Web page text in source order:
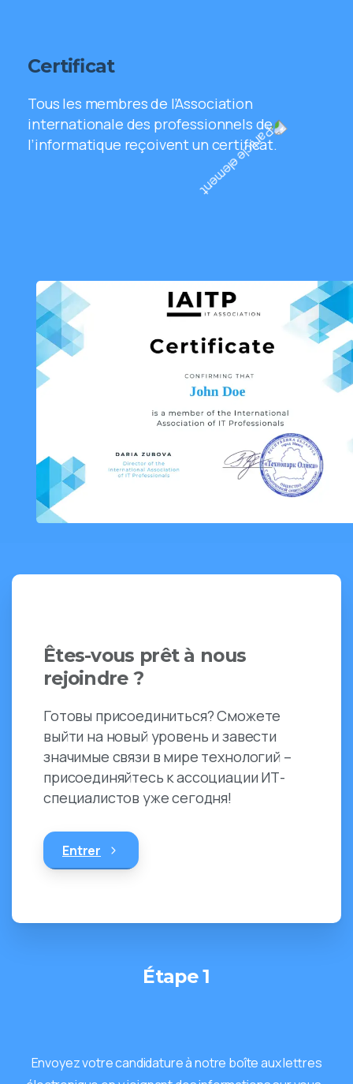
Certificat
Tous les membres de l’Association
internationale des professionnels de
l’informatique reçoivent un certificat.
Êtes-vous prêt à nous
rejoindre ?
Готовы присоединиться? Сможете
выйти на новый уровень и завести
значимые связи в мире технологий –
присоединяйтесь к ассоциации ИТ-
специалистов уже сегодня!
Entrer
Étape 1
Envoyez votre candidature à notre boîte aux lettres